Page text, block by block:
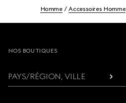
Homme Accessoires Homme
NOS BOUTIQUES
PAYS/RÉGION, VILLE